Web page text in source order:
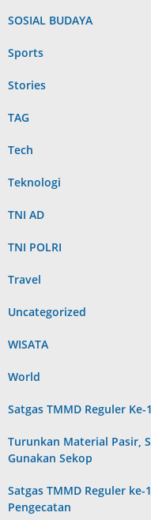
SOSIAL BUDAYA
Sports
Stories
TAG
Tech
Teknologi
TNI AD
TNI POLRI
Travel
Uncategorized
WISATA
World
Satgas TMMD Reguler
Turunkan Material Pasir,
Gunakan Sekop
Satgas TMMD Reguler
Pengecatan